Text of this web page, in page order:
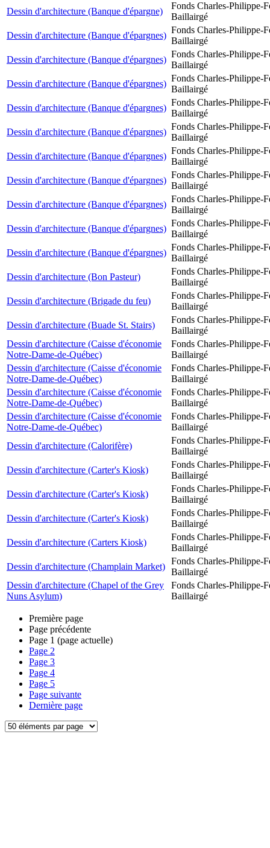
Dessin d'architecture (Banque d'épargne)
Fonds Charles-Philippe-
Baillairgé
Dessin d'architecture (Banque d'épargnes)
Fonds Charles-Philippe-
Baillairgé
Dessin d'architecture (Banque d'épargnes)
Fonds Charles-Philippe-
Baillairgé
Dessin d'architecture (Banque d'épargnes)
Fonds Charles-Philippe-
Baillairgé
Dessin d'architecture (Banque d'épargnes)
Fonds Charles-Philippe-
Baillairgé
Dessin d'architecture (Banque d'épargnes)
Fonds Charles-Philippe-
Baillairgé
Dessin d'architecture (Banque d'épargnes)
Fonds Charles-Philippe-
Baillairgé
Dessin d'architecture (Banque d'épargnes)
Fonds Charles-Philippe-
Baillairgé
Dessin d'architecture (Banque d'épargnes)
Fonds Charles-Philippe-
Baillairgé
Dessin d'architecture (Banque d'épargnes)
Fonds Charles-Philippe-
Baillairgé
Dessin d'architecture (Banque d'épargnes)
Fonds Charles-Philippe-
Baillairgé
Dessin d'architecture (Bon Pasteur)
Fonds Charles-Philippe-
Baillairgé
Dessin d'architecture (Brigade du feu)
Fonds Charles-Philippe-
Baillairgé
Dessin d'architecture (Buade St. Stairs)
Fonds Charles-Philippe-
Baillairgé
Dessin d'architecture (Caisse d'économie
Notre-Dame-de-Québec)
Fonds Charles-Philippe-
Baillairgé
Dessin d'architecture (Caisse d'économie
Notre-Dame-de-Québec)
Fonds Charles-Philippe-
Baillairgé
Dessin d'architecture (Caisse d'économie
Notre-Dame-de-Québec)
Fonds Charles-Philippe-
Baillairgé
Dessin d'architecture (Caisse d'économie
Notre-Dame-de-Québec)
Fonds Charles-Philippe-
Baillairgé
Dessin d'architecture (Calorifère)
Fonds Charles-Philippe-
Baillairgé
Dessin d'architecture (Carter's Kiosk)
Fonds Charles-Philippe-
Baillairgé
Dessin d'architecture (Carter's Kiosk)
Fonds Charles-Philippe-
Baillairgé
Dessin d'architecture (Carter's Kiosk)
Fonds Charles-Philippe-
Baillairgé
Dessin d'architecture (Carters Kiosk)
Fonds Charles-Philippe-
Baillairgé
Dessin d'architecture (Champlain Market)
Fonds Charles-Philippe-
Baillairgé
Dessin d'architecture (Chapel of the Grey
Nuns Asylum)
Fonds Charles-Philippe-
Baillairgé
Première page
Page précédente
Page 1 (page actuelle)
Page 2
Page 3
Page 4
Page 5
Page suivante
Dernière page